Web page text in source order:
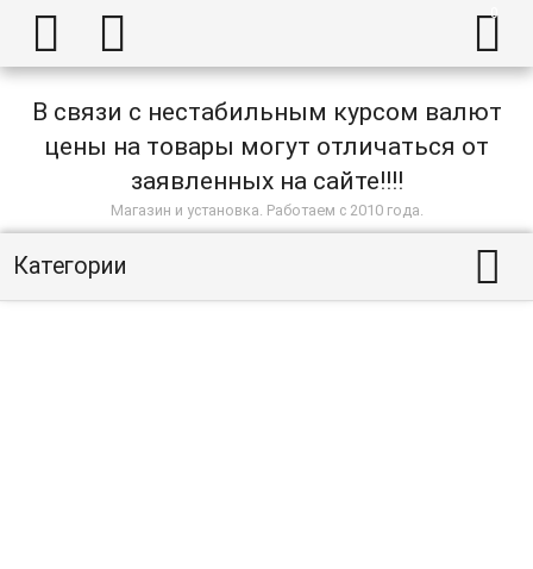
  
В связи с нестабильным курсом валют
цены на товары могут отличаться от
заявленных на сайте!!!!
Магазин и установка. Работаем с 2010 года.
Категории 